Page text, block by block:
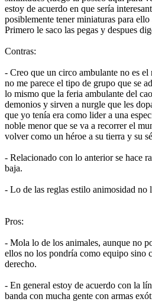
estoy de acuerdo en que sería
posiblemente tener miniaturas para
Primero le saco las pegas y despues
Contras:
- Creo que un circo ambulante no es
no me parece el tipo de grupo que se
lo mismo que la feria ambulante del
demonios y sirven a nurgle que les
que yo tenía era como lider a una
noble menor que se va a recorrer el
volver como un héroe a su tierra y su
- Relacionado con lo anterior se hace
baja.
- Lo de las reglas estilo animosidad no
Pros:
- Mola lo de los animales, aunque no
ellos no los pondría como equipo sino
derecho.
- En general estoy de acuerdo con la
banda con mucha gente con armas